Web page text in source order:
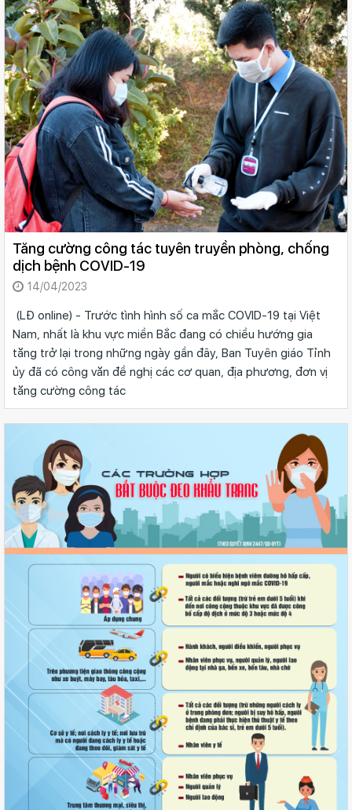
Tăng cường công tác tuyên truyền phòng, chống
dịch bệnh COVID-19
14/04/2023
(LĐ online) - Trước tình hình số ca mắc COVID-19 tại Việt
Nam, nhất là khu vực miền Bắc đang có chiều hướng gia
tăng trở lại trong những ngày gần đây, Ban Tuyên giáo Tỉnh
ủy đã có công văn đề nghị các cơ quan, địa phương, đơn vị
tăng cường công tác